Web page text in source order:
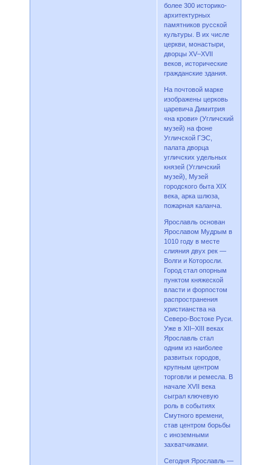
более 300 историко-
архитектурных
памятников русской
культуры. В их числе
церкви, монастыри,
дворцы XV–XVII
веков, исторические
гражданские здания.
На почтовой марке
изображены церковь
царевича Димитрия
«на крови» (Угличский
музей) на фоне
Угличской ГЭС,
палата дворца
угличских удельных
князей (Угличский
музей), Музей
городского быта XIX
века, арка шлюза,
пожарная каланча.
Ярославль основан
Ярославом Мудрым в
1010 году в месте
слияния двух рек —
Волги и Которосли.
Город стал опорным
пунктом княжеской
власти и форпостом
распространения
христианства на
Северо-Востоке Руси.
Уже в XII–XIII веках
Ярославль стал
одним из наиболее
развитых городов,
крупным центром
торговли и ремесла. В
начале XVII века
сыграл ключевую
роль в событиях
Смутного времени,
став центром борьбы
с иноземными
захватчиками.
Сегодня Ярославль —